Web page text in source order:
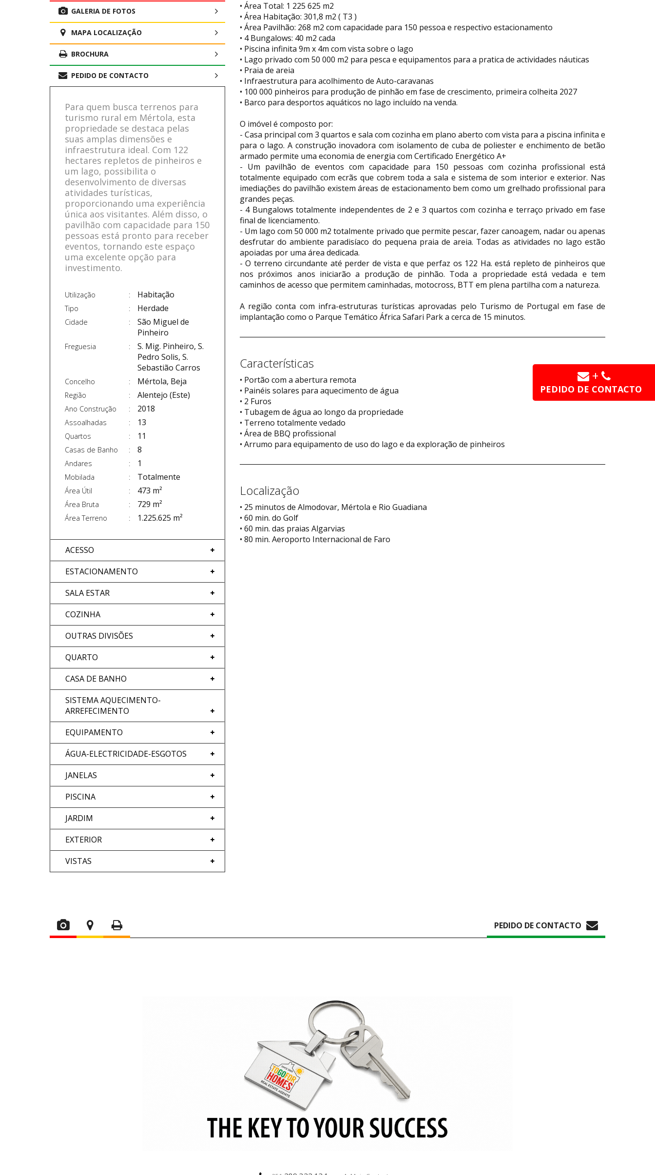
GALERIA DE FOTOS
MAPA LOCALIZAÇÃO
BROCHURA
PEDIDO DE CONTACTO
Para quem busca terrenos para
turismo rural em Mértola, esta
propriedade se destaca pelas
suas amplas dimensões e
infraestrutura ideal. Com 122
hectares repletos de pinheiros e
um lago, possibilita o
desenvolvimento de diversas
atividades turísticas,
proporcionando uma experiência
única aos visitantes. Além disso, o
pavilhão com capacidade para 150
pessoas está pronto para receber
eventos, tornando este espaço
uma excelente opção para
investimento.
Utilização Habitação
Tipo Herdade
Cidade
São Miguel de
Pinheiro
Freguesia
S. Mig. Pinheiro, S.
Pedro Solis, S.
Sebastião Carros
Concelho Mértola, Beja
Região Alentejo (Este)
Ano Construção 2018
Assoalhadas 13
Quartos 11
Casas de Banho 8
Andares 1
Mobilada Totalmente
Área Útil 473 m²
Área Bruta 729 m²
Área Terreno 1.225.625 m²
ACESSO
ESTACIONAMENTO
SALA ESTAR
COZINHA
OUTRAS DIVISÕES
QUARTO
CASA DE BANHO
SISTEMA AQUECIMENTO-
ARREFECIMENTO
EQUIPAMENTO
ÁGUA-ELECTRICIDADE-ESGOTOS
JANELAS
PISCINA
JARDIM
EXTERIOR
VISTAS
• Área Total: 1 225 625 m2
• Área Habitação: 301,8 m2 ( T3 )
• Área Pavilhão: 268 m2 com capacidade para 150 pessoa e respectivo estacionamento
• 4 Bungalows: 40 m2 cada
• Piscina infinita 9m x 4m com vista sobre o lago
• Lago privado com 50 000 m2 para pesca e equipamentos para a pratica de actividades náuticas
• Praia de areia
• Infraestrutura para acolhimento de Auto-caravanas
• 100 000 pinheiros para produção de pinhão em fase de crescimento, primeira colheita 2027
• Barco para desportos aquáticos no lago incluído na venda.
O imóvel é composto por:
- Casa principal com 3 quartos e sala com cozinha em plano aberto com vista para a piscina infinita e
para o lago. A construção inovadora com isolamento de cuba de poliester e enchimento de betão
armado permite uma economia de energia com Certificado Energético A+
- Um pavilhão de eventos com capacidade para 150 pessoas com cozinha profissional está
totalmente equipado com ecrãs que cobrem toda a sala e sistema de som interior e exterior. Nas
imediações do pavilhão existem áreas de estacionamento bem como um grelhado profissional para
grandes peças.
- 4 Bungalows totalmente independentes de 2 e 3 quartos com cozinha e terraço privado em fase
final de licenciamento.
- Um lago com 50 000 m2 totalmente privado que permite pescar, fazer canoagem, nadar ou apenas
desfrutar do ambiente paradisíaco do pequena praia de areia. Todas as atividades no lago estão
apoiadas por uma área dedicada.
- O terreno circundante até perder de vista e que perfaz os 122 Ha. está repleto de pinheiros que
nos próximos anos iniciarão a produção de pinhão. Toda a propriedade está vedada e tem
caminhos de acesso que permitem caminhadas, motocross, BTT em plena partilha com a natureza.
A região conta com infra-estruturas turísticas aprovadas pelo Turismo de Portugal em fase de
implantação como o Parque Temático África Safari Park a cerca de 15 minutos.
Características
• Portão com a abertura remota
• Painéis solares para aquecimento de água
• 2 Furos
• Tubagem de água ao longo da propriedade
• Terreno totalmente vedado
• Área de BBQ profissional
• Arrumo para equipamento de uso do lago e da exploração de pinheiros
Localização
• 25 minutos de Almodovar, Mértola e Rio Guadiana
• 60 min. do Golf
• 60 min. das praias Algarvias
• 80 min. Aeroporto Internacional de Faro
PEDIDO DE CONTACTO
PEDIDO DE CONTACTO
+